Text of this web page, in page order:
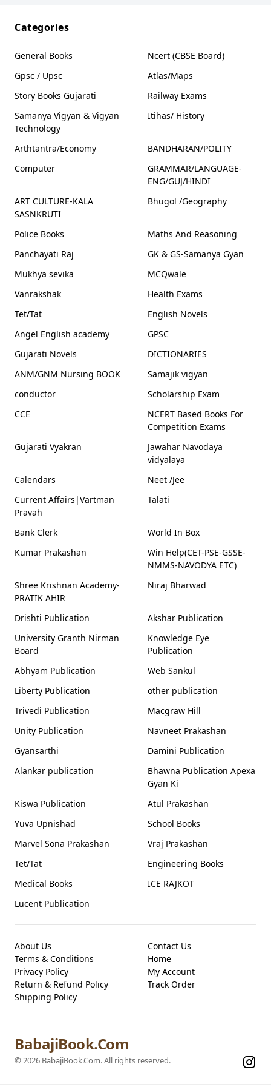
Categories
General Books
Ncert (CBSE Board)
Gpsc / Upsc
Atlas/Maps
Story Books Gujarati
Railway Exams
Samanya Vigyan & Vigyan
Technology
Itihas/ History
Arthtantra/Economy
BANDHARAN/POLITY
Computer
GRAMMAR/LANGUAGE-
ENG/GUJ/HINDI
ART CULTURE-KALA
SASNKRUTI
Bhugol /Geography
Police Books
Maths And Reasoning
Panchayati Raj
GK & GS-Samanya Gyan
Mukhya sevika
MCQwale
Vanrakshak
Health Exams
Tet/Tat
English Novels
Angel English academy
GPSC
Gujarati Novels
DICTIONARIES
ANM/GNM Nursing BOOK
Samajik vigyan
conductor
Scholarship Exam
CCE
NCERT Based Books For
Competition Exams
Gujarati Vyakran
Jawahar Navodaya
vidyalaya
Calendars
Neet /Jee
Current Affairs|Vartman
Pravah
Talati
Bank Clerk
World In Box
Kumar Prakashan
Win Help(CET-PSE-GSSE-
NMMS-NAVODYA ETC)
Shree Krishnan Academy-
PRATIK AHIR
Niraj Bharwad
Drishti Publication
Akshar Publication
University Granth Nirman
Board
Knowledge Eye
Publication
Abhyam Publication
Web Sankul
Liberty Publication
other publication
Trivedi Publication
Macgraw Hill
Unity Publication
Navneet Prakashan
Gyansarthi
Damini Publication
Alankar publication
Bhawna Publication Apexa
Gyan Ki
Kiswa Publication
Atul Prakashan
Yuva Upnishad
School Books
Marvel Sona Prakashan
Vraj Prakashan
Tet/Tat
Engineering Books
Medical Books
ICE RAJKOT
Lucent Publication
About Us
Terms & Conditions
Privacy Policy
Return & Refund Policy
Shipping Policy
Contact Us
Home
My Account
Track Order
BabajiBook.Com
© 2026 BabajiBook.Com. All rights reserved.